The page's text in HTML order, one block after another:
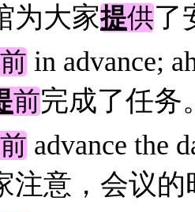
为大家提供了
前 in advance;
前完成了任务
前 advance the
意，会议的